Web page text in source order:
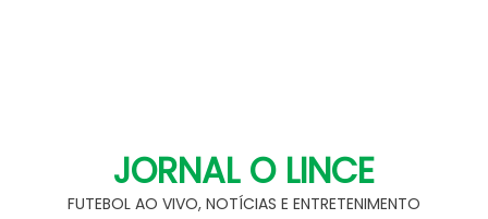
JORNAL O LINCE
FUTEBOL AO VIVO, NOTÍCIAS E ENTRETENIMENTO